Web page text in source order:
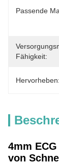
Passende
Fähigkeit:
Hervorheben:
4mm
von